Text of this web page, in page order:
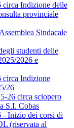
circa Indizione delle
provinciale
Sindacale
studenti delle
2026 e
circa Indizione
26
26 circa sciopero
S.I. Cobas
- Inizio dei corsi di
(riservata al